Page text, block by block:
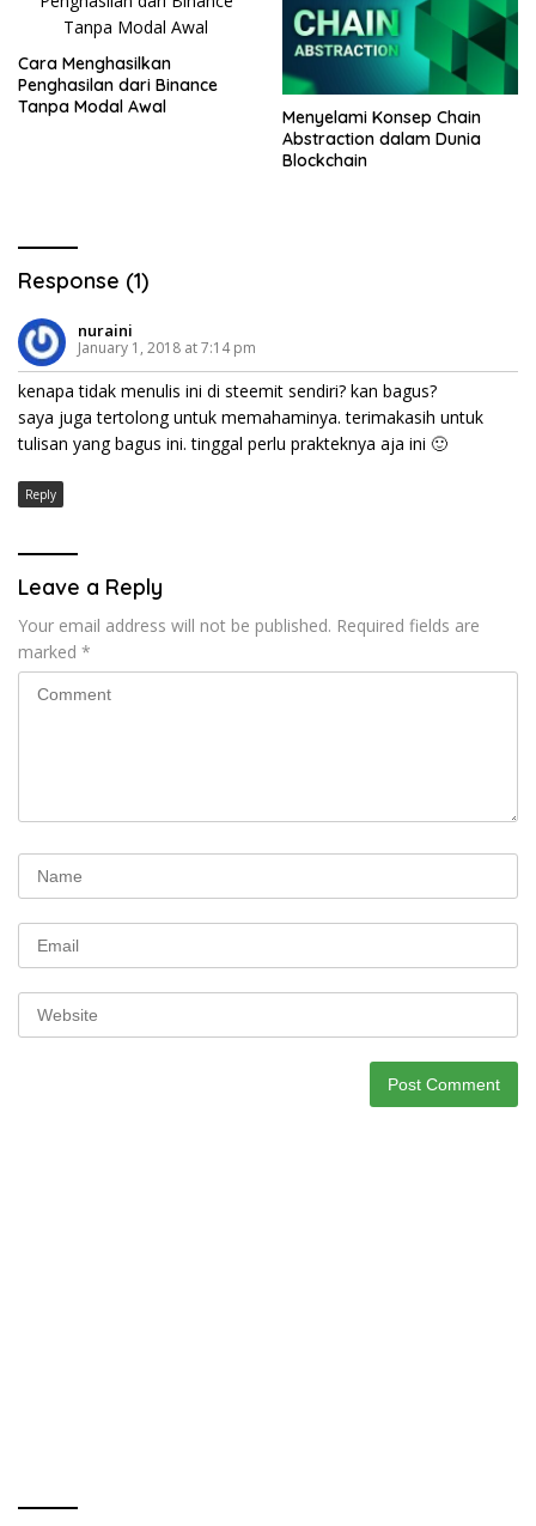
Cara Menghasilkan
Penghasilan dari Binance
Tanpa Modal Awal
Menyelami Konsep Chain
Abstraction dalam Dunia
Blockchain
Response (1)
nuraini
January 1, 2018 at 7:14 pm
kenapa tidak menulis ini di steemit sendiri? kan bagus?
saya juga tertolong untuk memahaminya. terimakasih untuk
tulisan yang bagus ini. tinggal perlu prakteknya aja ini 🙂
Reply
Leave a Reply
Your email address will not be published. Required fields are
marked *